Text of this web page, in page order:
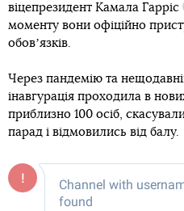
віцепрезидент Камала Гарріс
моменту вони офіційно
обовʼязків.
Через пандемію та
інавгурація проходила в
приблизно 100 осіб,
парад і відмовились від балу.